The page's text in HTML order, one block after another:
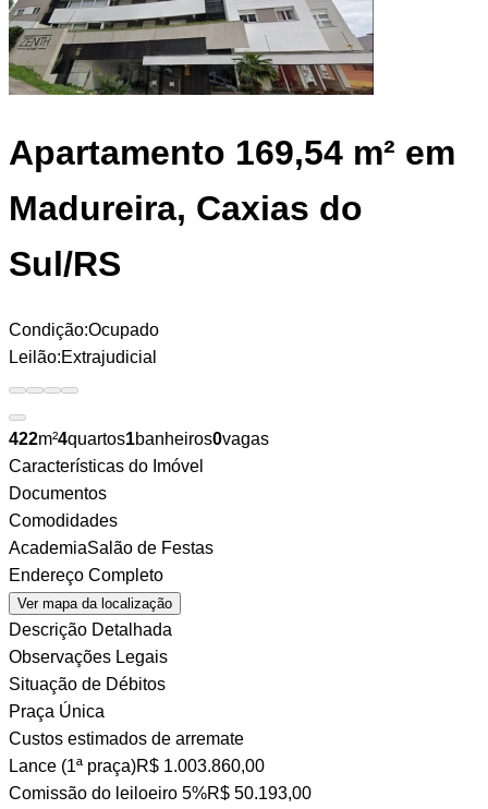
Apartamento 169,54 m² em
Madureira, Caxias do
Sul/RS
Condição:Ocupado
Leilão:Extrajudicial
422m²4quartos1banheiros0vagas
Características do Imóvel
Documentos
Comodidades
AcademiaSalão de Festas
Endereço Completo
Ver mapa da localização
Descrição Detalhada
Observações Legais
Situação de Débitos
Praça Única
Custos estimados de arremate
Lance (1ª praça)R$ 1.003.860,00
Comissão do leiloeiro 5%R$ 50.193,00